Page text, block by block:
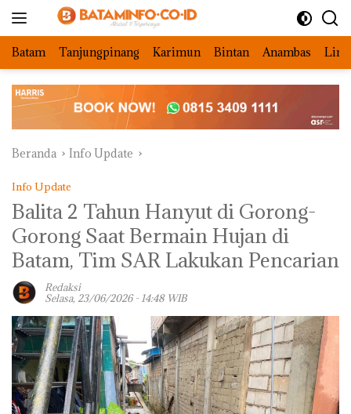
Batam Tanjungpinang Karimun Bintan Anambas
Beranda Info Update
Info Update
Balita 2 Tahun Hanyut di Gorong-
Gorong Saat Bermain Hujan di
Batam, Tim SAR Lakukan Pencarian
Redaksi
Selasa, 23/06/2026 - 14:48 WIB